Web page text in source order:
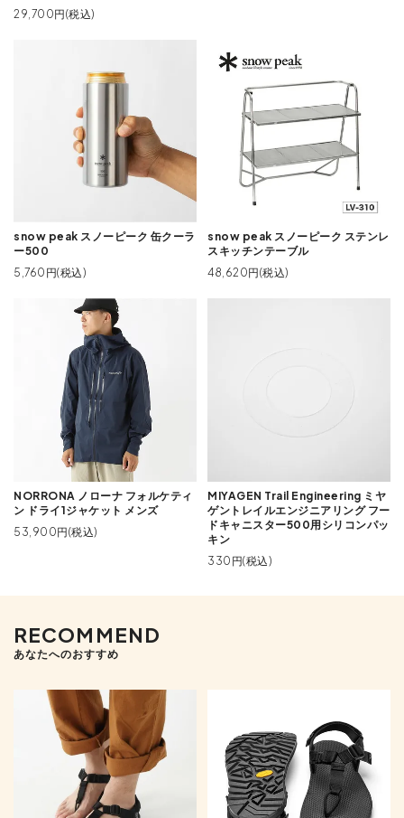
29,700円(税込)
snow peak スノーピーク 缶クーラ
ー500
5,760円(税込)
snow peak スノーピーク ステンレ
スキッチンテーブル
48,620円(税込)
NORRONA ノローナ フォルケティ
ン ドライ1ジャケット メンズ
53,900円(税込)
MIYAGEN Trail Engineering ミヤ
ゲントレイルエンジニアリング フー
ドキャニスター500用シリコンパッ
キン
330円(税込)
RECOMMEND
あなたへのおすすめ